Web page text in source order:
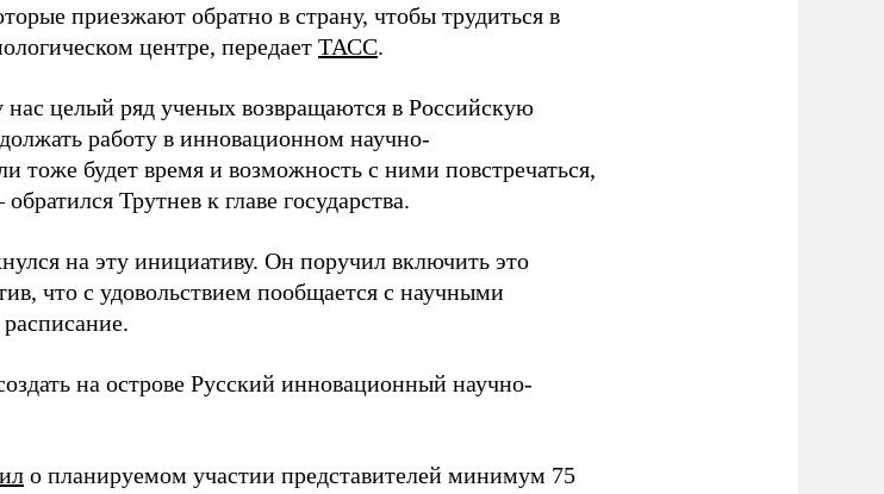
приезжают обратно в страну, чтобы трудиться в
центре, передает ТАСС.
целый ряд ученых возвращаются в Российскую
работу в инновационном научно-
тоже будет время и возможность с ними повстречаться,
Трутнев к главе государства.
на эту инициативу. Он поручил включить это
что с удовольствием пообщается с научными
на острове Русский инновационный научно-
о планируемом участии представителей минимум 75